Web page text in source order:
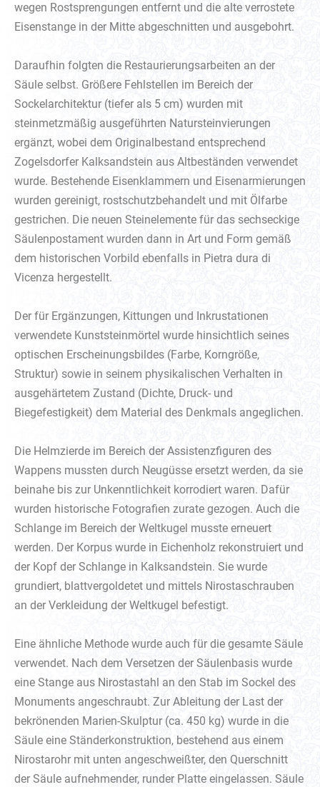
wegen Rostsprengungen entfernt und die alte verrostete
Eisenstange in der Mitte abgeschnitten und ausgebohrt.
Daraufhin folgten die Restaurierungsarbeiten an der
Säule selbst. Größere Fehlstellen im Bereich der
Sockelarchitektur (tiefer als 5 cm) wurden mit
steinmetzmäßig ausgeführten Natursteinvierungen
ergänzt, wobei dem Originalbestand entsprechend
Zogelsdorfer Kalksandstein aus Altbeständen verwendet
wurde. Bestehende Eisenklammern und Eisenarmierungen
wurden gereinigt, rostschutzbehandelt und mit Ölfarbe
gestrichen. Die neuen Steinelemente für das sechseckige
Säulenpostament wurden dann in Art und Form gemäß
dem historischen Vorbild ebenfalls in Pietra dura di
Vicenza hergestellt.
Der für Ergänzungen, Kittungen und Inkrustationen
verwendete Kunststeinmörtel wurde hinsichtlich seines
optischen Erscheinungsbildes (Farbe, Korngröße,
Struktur) sowie in seinem physikalischen Verhalten in
ausgehärtetem Zustand (Dichte, Druck- und
Biegefestigkeit) dem Material des Denkmals angeglichen.
Die Helmzierde im Bereich der Assistenzfiguren des
Wappens mussten durch Neugüsse ersetzt werden, da sie
beinahe bis zur Unkenntlichkeit korrodiert waren. Dafür
wurden historische Fotografien zurate gezogen. Auch die
Schlange im Bereich der Weltkugel musste erneuert
werden. Der Korpus wurde in Eichenholz rekonstruiert und
der Kopf der Schlange in Kalksandstein. Sie wurde
grundiert, blattvergoldetet und mittels Nirostaschrauben
an der Verkleidung der Weltkugel befestigt.
Eine ähnliche Methode wurde auch für die gesamte Säule
verwendet. Nach dem Versetzen der Säulenbasis wurde
eine Stange aus Nirostastahl an den Stab im Sockel des
Monuments angeschraubt. Zur Ableitung der Last der
bekrönenden Marien-Skulptur (ca. 450 kg) wurde in die
Säule eine Ständerkonstruktion, bestehend aus einem
Nirostarohr mit unten angeschweißter, den Querschnitt
der Säule aufnehmender, runder Platte eingelassen. Säule